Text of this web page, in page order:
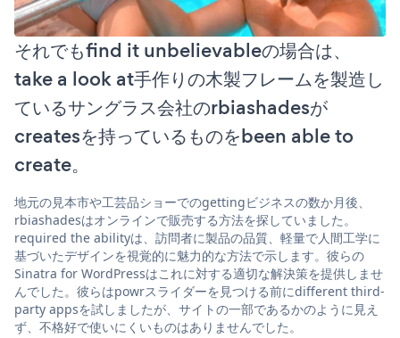
それでもfind it unbelievableの場合は、
take a look at手作りの木製フレームを製造し
ているサングラス会社のrbiashadesが
createsを持っているものをbeen able to
create。
地元の見本市や工芸品ショーでのgettingビジネスの数か月後、
rbiashadesはオンラインで販売する方法を探していました。
required the abilityは、訪問者に製品の品質、軽量で人間工学に
基づいたデザインを視覚的に魅力的な方法で示します。彼らの
Sinatra for WordPressはこれに対する適切な解決策を提供しませ
んでした。彼らはpowrスライダーを見つける前にdifferent third-
party appsを試しましたが、サイトの一部であるかのように見え
ず、不格好で使いにくいものはありませんでした。